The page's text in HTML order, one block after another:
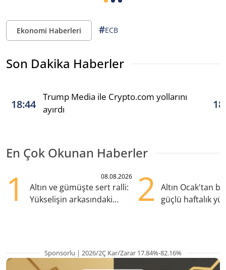
Ekonomi Haberleri #ECB
Son Dakika Haberler
18:44
Trump Media ile Crypto.com yollarını
ayırdı
En Çok Okunan Haberler
1 08.08.2026
Altın ve gümüşte sert ralli:
Yükselişin arkasındaki
2
Altın Ocak'tan
güçlü haftalık
Sponsorlu | 2026/2Ç Kar/Zarar 17.84%-82.16%